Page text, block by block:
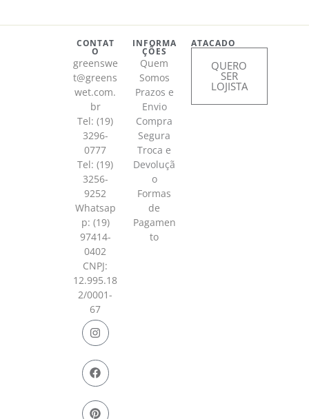
CONTAT
O
greenswe
t@greens
wet.com.
br
Tel: (19)
3296-
0777
Tel: (19)
3256-
9252
Whatsap
p: (19)
97414-
0402
CNPJ:
12.995.18
2/0001-
67
INFORMA
ÇÕES
Quem
Somos
Prazos e
Envio
Compra
Segura
Troca e
Devoluçã
o
Formas
de
Pagamen
to
ATACADO
QUERO
SER
LOJISTA